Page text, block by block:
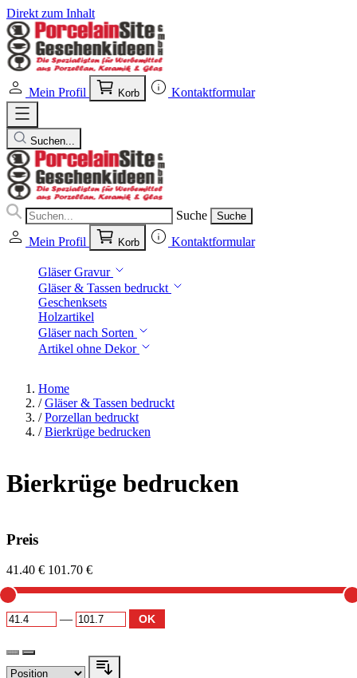
Direkt zum Inhalt
Mein Profil Korb Kontaktformular
Suchen...
Suche Suche
Mein Profil Korb Kontaktformular
Gläser Gravur
Gläser & Tassen bedruckt
Geschenksets
Holzartikel
Gläser nach Sorten
Artikel ohne Dekor
Home
/ Gläser & Tassen bedruckt
/ Porzellan bedruckt
/ Bierkrüge bedrucken
Bierkrüge bedrucken
Preis
41.40 € 101.70 €
— OK